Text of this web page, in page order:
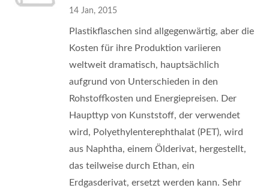
14 Jan, 2015
Plastikflaschen sind allgegenwärtig, aber die
Kosten für ihre Produktion variieren
weltweit dramatisch, hauptsächlich
aufgrund von Unterschieden in den
Rohstoffkosten und Energiepreisen. Der
Haupttyp von Kunststoff, der verwendet
wird, Polyethylenterephthalat (PET), wird
aus Naphtha, einem Ölderivat, hergestellt,
das teilweise durch Ethan, ein
Erdgasderivat, ersetzt werden kann. Sehr